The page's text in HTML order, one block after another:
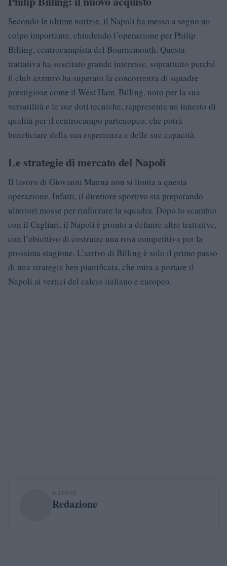
Secondo le ultime notizie, il Napoli ha messo a segno un
colpo importante, chiudendo l’operazione per Philip
Billing, centrocampista del Bournemouth. Questa
trattativa ha suscitato grande interesse, soprattutto perché
il club azzurro ha superato la concorrenza di squadre
prestigiose come il West Ham. Billing, noto per la sua
versatilità e le sue doti tecniche, rappresenta un innesto di
qualità per il centrocampo partenopeo, che potrà
beneficiare della sua esperienza e delle sue capacità.
Le strategie di mercato del Napoli
Il lavoro di Giovanni Manna non si limita a questa
operazione. Infatti, il direttore sportivo sta preparando
ulteriori mosse per rinforzare la squadra. Dopo lo scambio
con il Cagliari, il Napoli è pronto a definire altre trattative,
con l’obiettivo di costruire una rosa competitiva per la
prossima stagione. L’arrivo di Billing è solo il primo passo
di una strategia ben pianificata, che mira a portare il
Napoli ai vertici del calcio italiano e europeo.
AUTORE
Redazione